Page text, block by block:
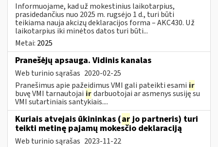
Informuojame, kad už mokestinius laikotarpius,
prasidedančius nuo 2025 m. rugsėjo 1 d., turi būti
teikiama nauja akcizų deklaracijos forma – AKC430. Už
laikotarpius iki minėtos datos turi būti...
Metai: 2025
Pranešėjų apsauga. Vidinis kanalas
Web turinio sąrašas 2020-02-25
Pranešimus apie pažeidimus VMI gali pateikti esami ir
buvę VMI tarnautojai irdarbuotojai ar asmenys susiję su
VMI sutartiniais santykiais....
Kuriais atvejais ūkininkas (arjo partneris) turi
teikti metinę pajamų mokesčio deklaraciją
Web turinio sąrašas 2023-11-22